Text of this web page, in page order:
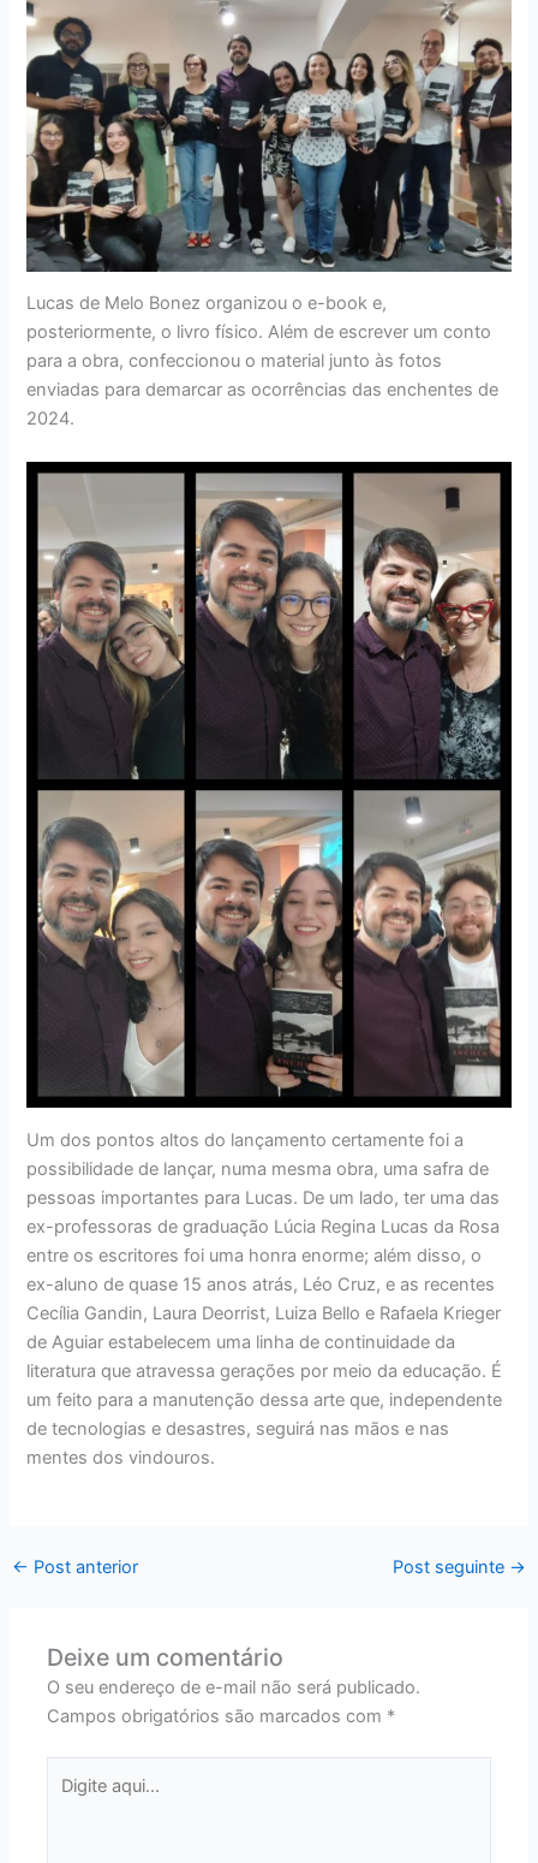
Lucas de Melo Bonez organizou o e-book e,
posteriormente, o livro físico. Além de escrever um conto
para a obra, confeccionou o material junto às fotos
enviadas para demarcar as ocorrências das enchentes de
2024.
Um dos pontos altos do lançamento certamente foi a
possibilidade de lançar, numa mesma obra, uma safra de
pessoas importantes para Lucas. De um lado, ter uma das
ex-professoras de graduação Lúcia Regina Lucas da Rosa
entre os escritores foi uma honra enorme; além disso, o
ex-aluno de quase 15 anos atrás, Léo Cruz, e as recentes
Cecília Gandin, Laura Deorrist, Luiza Bello e Rafaela Krieger
de Aguiar estabelecem uma linha de continuidade da
literatura que atravessa gerações por meio da educação. É
um feito para a manutenção dessa arte que, independente
de tecnologias e desastres, seguirá nas mãos e nas
mentes dos vindouros.
← Post anterior Post seguinte →
Deixe um comentário
O seu endereço de e-mail não será publicado.
Campos obrigatórios são marcados com *
aqui...